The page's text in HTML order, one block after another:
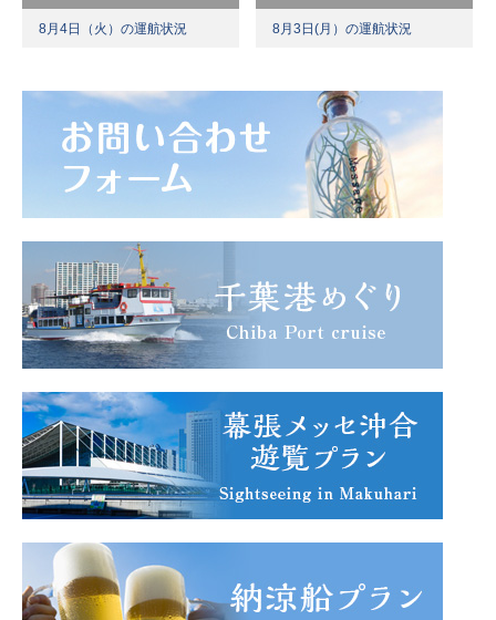
8月4日（火）の運航状況 8月3日(月）の運航状況